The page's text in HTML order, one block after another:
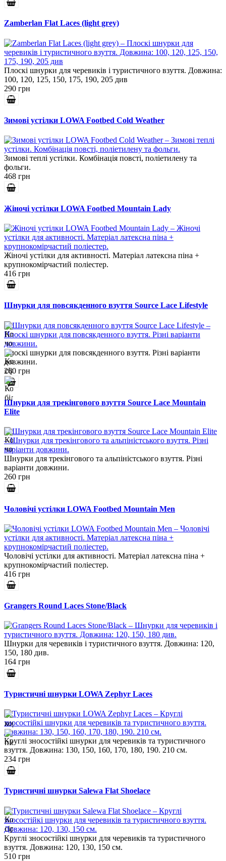
Zamberlan Flat Laces (light grey)
Плоскі шнурки для черевиків і туристичного взуття. Довжина:
100, 120, 125, 150, 175, 190, 205 див
290 грн
Зимові устілки LOWA Footbed Cold Weather
Зимові теплі устілки. Комбінація повсті, поліетилену та
фольги.
468 грн
Жіночі устілки LOWA Footbed Mountain Lady
Жіночі устілки для активності. Матеріал латексна піна +
крупнокомірчастий поліестер.
416 грн
Шнурки для повсякденного взуття Source Lace Lifestyle
Плоскі шнурки для повсякденного взуття. Різні варіанти
довжини.
260 грн
Шнурки для трекінгового взуття Source Lace Mountain
Elite
Шнурки для трекінгового та альпіністського взуття. Різні
варіанти довжини.
260 грн
Чоловічі устілки LOWA Footbed Mountain Men
Чоловічі устілки для активності. Матеріал латексна піна +
крупнокомірчастий поліестер.
416 грн
Grangers Round Laces Stone/Black
Шнурки для черевиків і туристичного взуття. Довжина: 120,
150, 180 див.
164 грн
Туристичні шнурки LOWA Zephyr Laces
Круглі зносостійкі шнурки для черевиків та туристичного
взуття. Довжина: 130, 150, 160, 170, 180, 190. 210 см.
234 грн
Туристичні шнурки Salewa Flat Shoelace
Круглі зносостійкі шнурки для черевиків та туристичного
взуття. Довжина: 120, 130, 150 см.
510 грн